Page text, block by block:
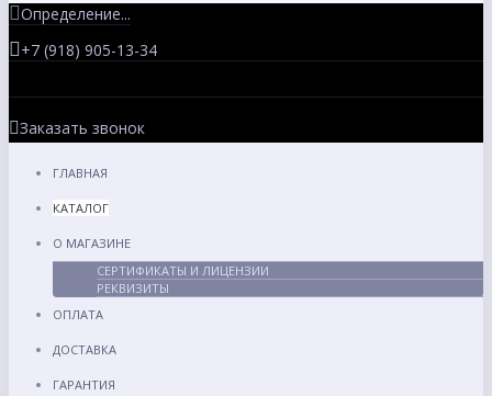
Определение...
+7 (918) 905-13-34
Заказать звонок
ГЛАВНАЯ
КАТАЛОГ
О МАГАЗИНЕ
СЕРТИФИКАТЫ И ЛИЦЕНЗИИ
РЕКВИЗИТЫ
ОПЛАТА
ДОСТАВКА
ГАРАНТИЯ